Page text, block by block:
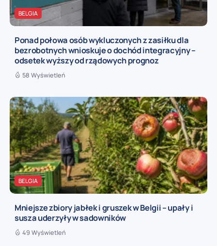
BELGIA
Ponad połowa osób wykluczonych z zasiłku dla
bezrobotnych wnioskuje o dochód integracyjny –
odsetek wyższy od rządowych prognoz
58 Wyświetleń
BELGIA
Mniejsze zbiory jabłek i gruszek w Belgii – upały i
susza uderzyły w sadowników
49 Wyświetleń